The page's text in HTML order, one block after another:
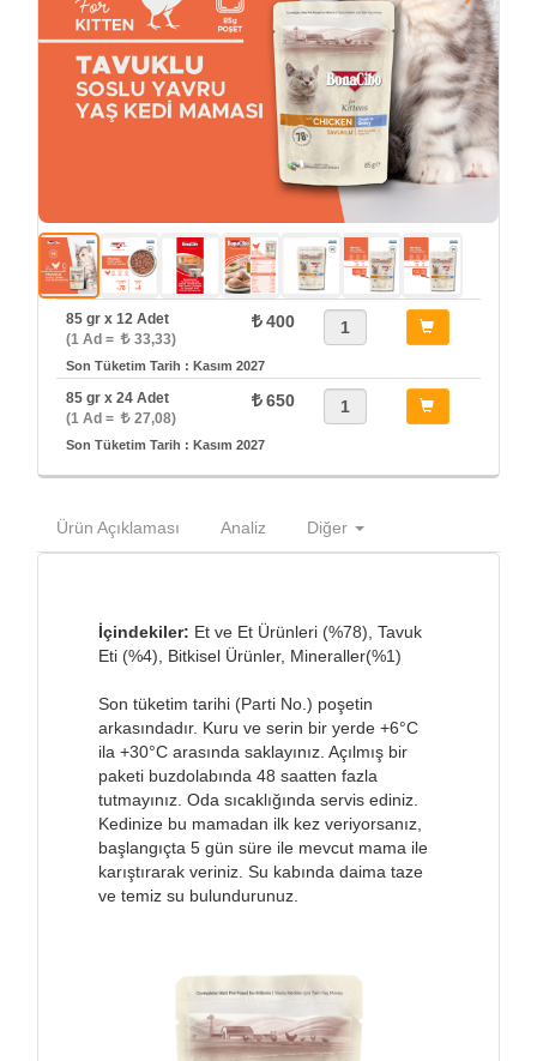
85 gr x 12 Adet
(1 Ad =
33,33)
400
Son Tüketim Tarih : Kasım 2027
85 gr x 24 Adet
(1 Ad =
27,08)
650
Son Tüketim Tarih : Kasım 2027
Ürün Açıklaması Analiz Diğer
İçindekiler: Et ve Et Ürünleri (%78), Tavuk
Eti (%4), Bitkisel Ürünler, Mineraller(%1)
Son tüketim tarihi (Parti No.) poşetin
arkasındadır. Kuru ve serin bir yerde +6°C
ila +30°C arasında saklayınız. Açılmış bir
paketi buzdolabında 48 saatten fazla
tutmayınız. Oda sıcaklığında servis ediniz.
Kedinize bu mamadan ilk kez veriyorsanız,
başlangıçta 5 gün süre ile mevcut mama ile
karıştırarak veriniz. Su kabında daima taze
ve temiz su bulundurunuz.